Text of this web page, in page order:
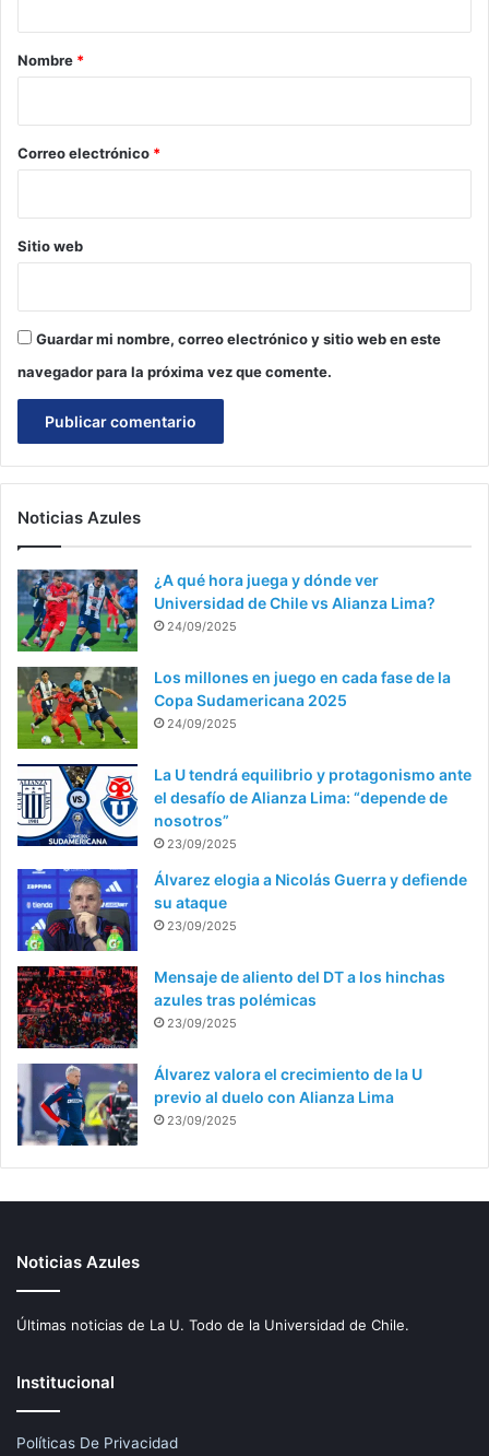
r
*
Nombre *
Correo electrónico *
Sitio web
Guardar mi nombre, correo electrónico y sitio web en este
navegador para la próxima vez que comente.
Noticias Azules
¿A qué hora juega y dónde ver
Universidad de Chile vs Alianza Lima?
24/09/2025
Los millones en juego en cada fase de la
Copa Sudamericana 2025
24/09/2025
La U tendrá equilibrio y protagonismo ante
el desafío de Alianza Lima: “depende de
nosotros”
23/09/2025
Álvarez elogia a Nicolás Guerra y defiende
su ataque
23/09/2025
Mensaje de aliento del DT a los hinchas
azules tras polémicas
23/09/2025
Álvarez valora el crecimiento de la U
previo al duelo con Alianza Lima
23/09/2025
Noticias Azules
Últimas noticias de La U. Todo de la Universidad de Chile.
Institucional
Políticas De Privacidad